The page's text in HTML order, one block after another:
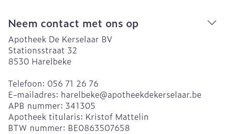
Neem contact met ons op
Apotheek De Kerselaar BV
Stationsstraat 32
8530 Harelbeke
Telefoon: 056 71 26 76
E-mailadres: harelbeke@apotheekdekerselaar.be
APB nummer: 341305
Apotheek titularis: Kristof Mattelin
BTW nummer: BE0863507658